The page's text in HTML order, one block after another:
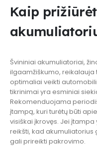
Kaip
Švininiai akumuliatoriai,
ilgaamžiškumo,
optimaliai veikti
tikrinimai yra esminiai
Rekomenduojama
įtampą, kuri turėtų būti
visiškai įkrovęs. Jei
reikšti, kad
gali prireikti pakrovimo.